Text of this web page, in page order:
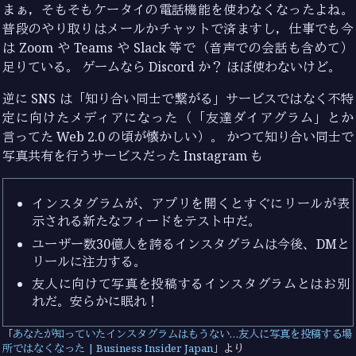
まぁ，そもそもケータイの電話機能を使わなくなったよね。
普段のやり取りはメールかチャットで済ますし，仕事でも今
は Zoom や Teams や Slack 等で（音声での会話も含めて）
足りている。 ゲームなら Discord か？ ほぼ使わないけど。
逆に SNS は「知り合い同士で繋がる」サービスではなく不特
定に向けたメディアになった（「友達ダイアグラム」とか
言ってた Web 2.0 の頃が懐かしい）。 かつて知り合い同士で
写真共有を行うサービスだった Instagram も
インスタグラムが、アプリを開くとすぐにリールが表
示される新たなフィードをテスト中だ。
ユーザー数30億人を誇るインスタグラムは今後、DMと
リールに注力する。
友人に向けて写真を投稿するインスタグラムとはお別
れだ。安らかに眠れ！
あなたが知っていたインスタグラムはもうない…友人に写真を投稿する場
所ではなくなった | Business Insider Japan
より